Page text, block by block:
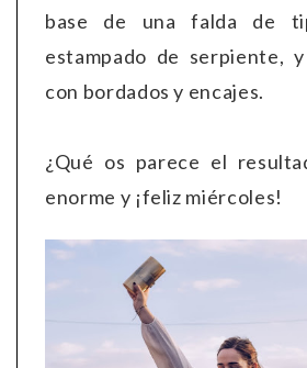
base de una falda de
estampado de serpiente,
con bordados y encajes.
¿Qué os parece el
enorme y ¡feliz miércoles!